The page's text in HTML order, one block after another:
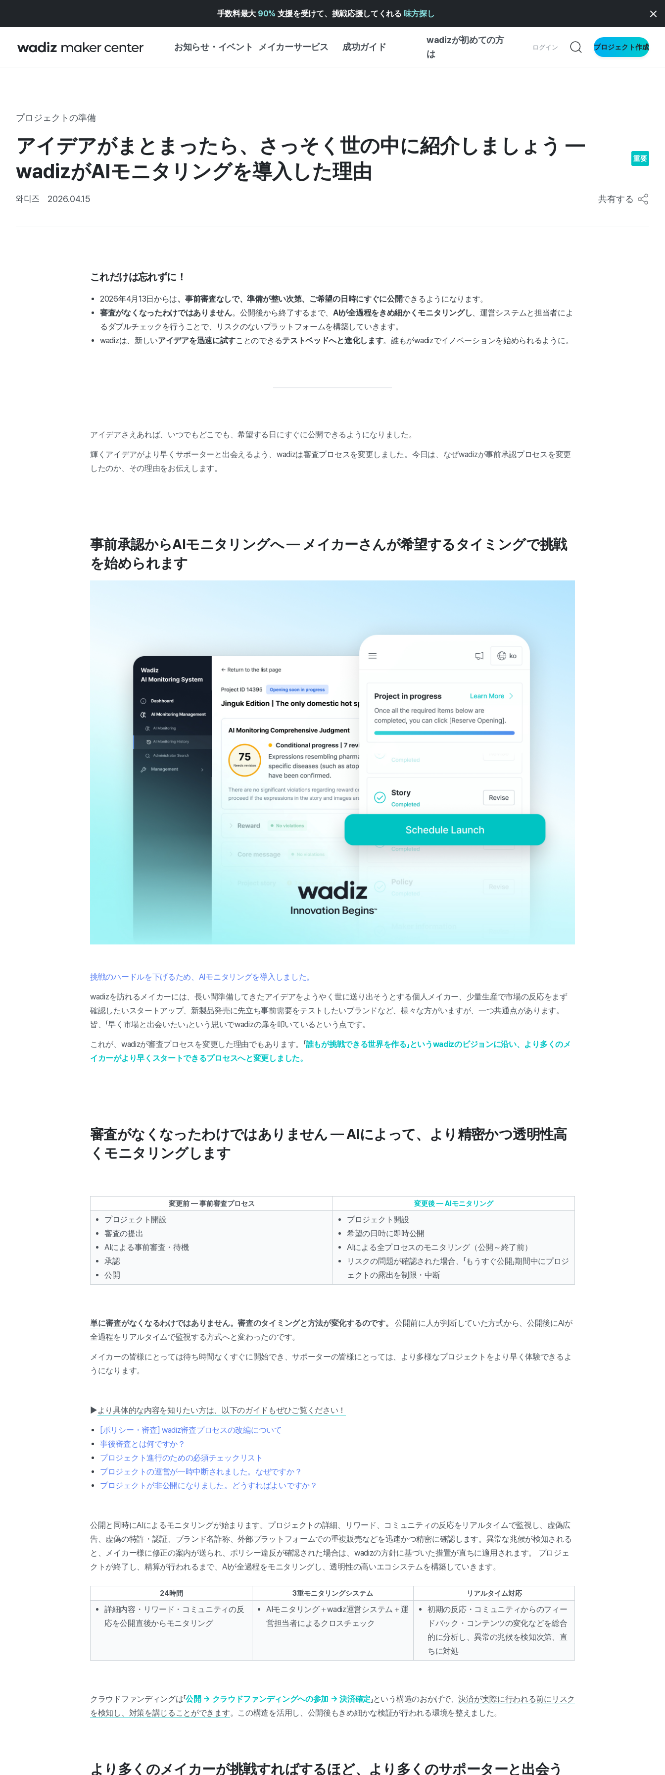
手数料最大 90% 支援を受けて、挑戦応援してくれる 味方探し
お知らせ・イベント メイカーサービス 成功ガイド
wadizが初めての方
は
ログイン プロジェクト作成
重要なお知らせ
企画展カレンダー
セキュリティセンター
支援事業
WADIZアワード ↗︎
成功ストーリー
FOR GLOBAL MAKER
英語ガイド
創作型
ビジネス向け
プロジェクトの準備
アイデアがまとまったら、さっそく世の中に紹介しましょう —
wadizがAIモニタリングを導入した理由
重要
와디즈 2026.04.15 共有する
これだけは忘れずに！
2026年4月13日からは、事前審査なしで、準備が整い次第、ご希望の日時にすぐに公開できるようになります。
審査がなくなったわけではありません。公開後から終了するまで、AIが全過程をきめ細かくモニタリングし、運営システムと担当者によ
るダブルチェックを行うことで、リスクのないプラットフォームを構築していきます。
wadizは、新しいアイデアを迅速に試すことのできるテストベッドへと進化します。誰もがwadizでイノベーションを始められるように。
アイデアさえあれば、いつでもどこでも、希望する日にすぐに公開できるようになりました。
輝くアイデアがより早くサポーターと出会えるよう、wadizは審査プロセスを変更しました。今日は、なぜwadizが事前承認プロセスを変更
したのか、その理由をお伝えします。
事前承認からAIモニタリングへ — メイカーさんが希望するタイミングで挑戦
を始められます
挑戦のハードルを下げるため、AIモニタリングを導入しました。
wadizを訪れるメイカーには、長い間準備してきたアイデアをようやく世に送り出そうとする個人メイカー、少量生産で市場の反応をまず
確認したいスタートアップ、新製品発売に先立ち事前需要をテストしたいブランドなど、様々な方がいますが、一つ共通点があります。
皆、「早く市場と出会いたい」という思いでwadizの扉を叩いているという点です。
これが、wadizが審査プロセスを変更した理由でもあります。「誰もが挑戦できる世界を作る」というwadizのビジョンに沿い、より多くのメ
イカーがより早くスタートできるプロセスへと変更しました。
審査がなくなったわけではありません — AIによって、より精密かつ透明性高
くモニタリングします
変更前 — 事前審査プロセス 変更後 — AIモニタリング
プロジェクト開設
審査の提出
AIによる事前審査・待機
承認
公開
プロジェクト開設
希望の日時に即時公開
AIによる全プロセスのモニタリング（公開～終了前）
リスクの問題が確認された場合、「もうすぐ公開」期間中にプロジ
ェクトの露出を制限・中断
単に審査がなくなるわけではありません。審査のタイミングと方法が変化するのです。
公開前に人が判断していた方式から、公開後にAIが
全過程をリアルタイムで監視する方式へと変わったのです。
メイカーの皆様にとっては待ち時間なくすぐに開始でき、サポーターの皆様にとっては、より多様なプロジェクトをより早く体験できるよ
うになります。
▶より具体的な内容を知りたい方は、以下のガイドもぜひご覧ください！
[ポリシー・審査] wadiz審査プロセスの改編について
事後審査とは何ですか？
プロジェクト進行のための必須チェックリスト
プロジェクトの運営が一時中断されました。なぜですか？
プロジェクトが非公開になりました。どうすればよいですか？
公開と同時にAIによるモニタリングが始まります。プロジェクトの詳細、リワード、コミュニティの反応をリアルタイムで監視し、虚偽広
告、虚偽の特許・認証、ブランド名詐称、外部プラットフォームでの重複販売などを迅速かつ精密に確認します。異常な兆候が検知される
と、メイカー様に修正の案内が送られ、ポリシー違反が確認された場合は、wadizの方針に基づいた措置が直ちに適用されます。 プロジェ
クトが終了し、精算が行われるまで、AIが全過程をモニタリングし、透明性の高いエコシステムを構築していきます。
24時間 3重モニタリングシステム リアルタイム対応
詳細内容・リワード・コミュニティの反
応を公開直後からモニタリング
AIモニタリング＋wadiz運営システム＋運
営担当者によるクロスチェック
初期の反応・コミュニティからのフィー
ドバック・コンテンツの変化などを総合
的に分析し、異常の兆候を検知次第、直
ちに対処
クラウドファンディングは「公開 → クラウドファンディングへの参加 → 決済確定」という構造のおかげで、決済が実際に行われる前にリスク
を検知し、対策を講じることができます。この構造を活用し、公開後もきめ細かな検証が行われる環境を整えました。
より多くのメイカーが挑戦すればするほど、より多くのサポーターと出会う